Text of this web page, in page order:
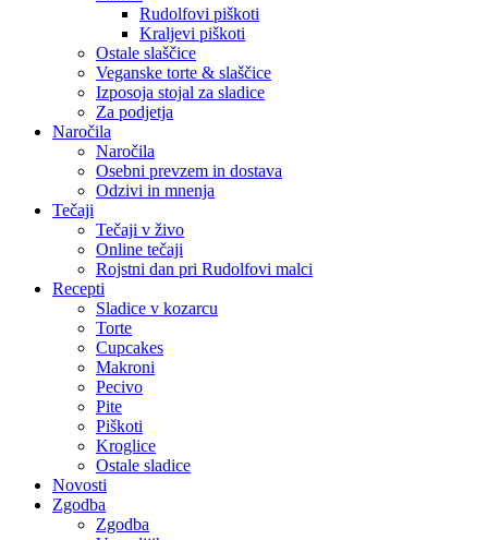
Rudolfovi piškoti
Kraljevi piškoti
Ostale slaščice
Veganske torte & slaščice
Izposoja stojal za sladice
Za podjetja
Naročila
Naročila
Osebni prevzem in dostava
Odzivi in mnenja
Tečaji
Tečaji v živo
Online tečaji
Rojstni dan pri Rudolfovi malci
Recepti
Sladice v kozarcu
Torte
Cupcakes
Makroni
Pecivo
Pite
Piškoti
Kroglice
Ostale sladice
Novosti
Zgodba
Zgodba